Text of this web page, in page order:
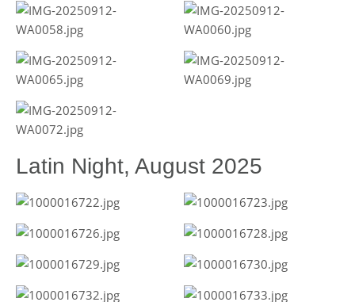
Latin Night, August 2025